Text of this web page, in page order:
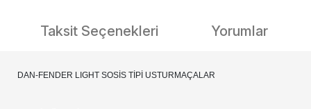
Taksit Seçenekleri Yorumlar
DAN-FENDER LIGHT SOSİS TİPİ USTURMAÇALAR